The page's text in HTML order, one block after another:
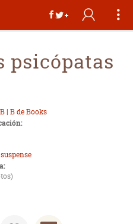
psicópatas
| B de Books